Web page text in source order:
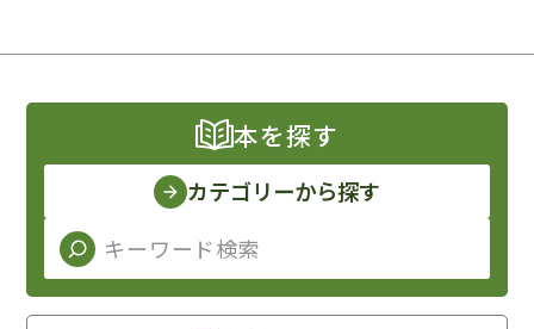
本を探す
カテゴリーから探す